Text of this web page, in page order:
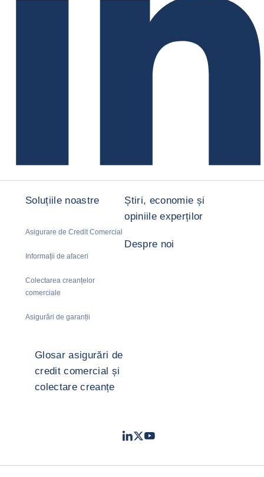
Soluțiile noastre
Asigurare de Credit Comercial
Informații de afaceri
Colectarea creanțelor
comerciale
Asigurări de garanții
Știri, economie și
opiniile experților
Despre noi
Glosar asigurări de
credit comercial și
colectare creanțe
LinkedIn
TwitterYoutube